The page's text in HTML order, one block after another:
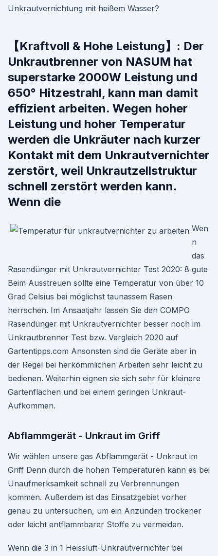
Unkrautvernichtung mit heißem Wasser?
【Kraftvoll & Hohe Leistung】: Der
Unkrautbrenner von NASUM hat
superstarke 2000W Leistung und
650° Hitzestrahl, kann man damit
effizient arbeiten. Wegen hoher
Leistung und hoher Temperatur
werden die Unkräuter nach kurzer
Kontakt mit dem Unkrautvernichter
zerstört, weil Unkrautzellstruktur
schnell zerstört werden kann.
Wenn die
Wen
n
das
Rasendünger mit Unkrautvernichter Test 2020: 8 gute
Beim Ausstreuen sollte eine Temperatur von über 10
Grad Celsius bei möglichst taunassem Rasen
herrschen. Im Ansaatjahr lassen Sie den COMPO
Rasendünger mit Unkrautvernichter besser noch im
Unkrautbrenner Test bzw. Vergleich 2020 auf
Gartentipps.com Ansonsten sind die Geräte aber in
der Regel bei herkömmlichen Arbeiten sehr leicht zu
bedienen. Weiterhin eignen sie sich sehr für kleinere
Gartenflächen und bei einem geringen Unkraut-
Aufkommen.
Abflammgerät - Unkraut im Griff
Wir wählen unsere gas Abflammgerät - Unkraut im
Griff Denn durch die hohen Temperaturen kann es bei
Unaufmerksamkeit schnell zu Verbrennungen
kommen. Außerdem ist das Einsatzgebiet vorher
genau zu untersuchen, um ein Anzünden trockener
oder leicht entflammbarer Stoffe zu vermeiden.
Wenn die 3 in 1 Heissluft-Unkrautvernichter bei